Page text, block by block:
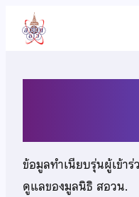
เนื้อหา
ข้อมูลทำเนียบรุ่นผู้เข้า
ดูแลของมูลนิธิ สอวน.